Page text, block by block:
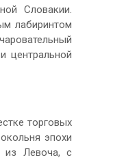
Словакии.
лабиринтом
центральной
торговых
эпохи
из Левоча, с